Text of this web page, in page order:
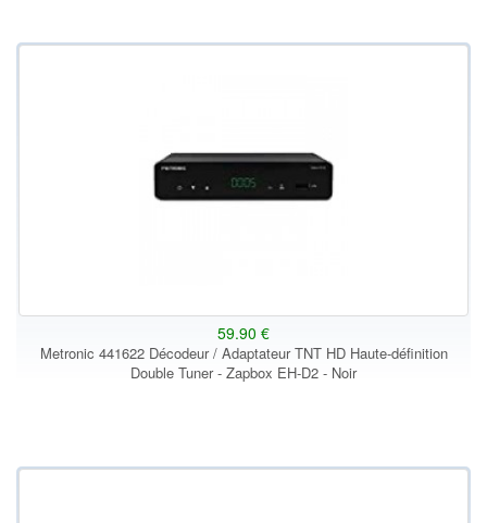
59.90 €
Metronic 441622 Décodeur / Adaptateur TNT HD Haute-définition
Double Tuner - Zapbox EH-D2 - Noir